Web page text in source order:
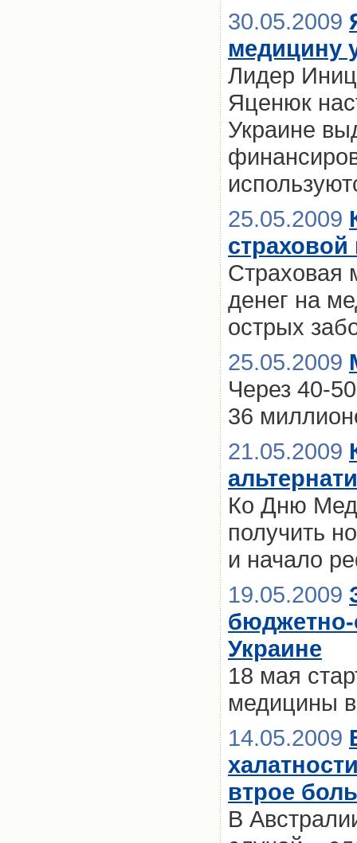
30.05.2009
медицину
Лидер
Яценюк
Украине
25.05.2009
Страховая
денег на
острых
25.05.2009
Через 40-
36
21.05.2009
Ко Дню
получить
и начало
19.05.2009
Украине
18 мая
медицины
14.05.2009
втрое
В